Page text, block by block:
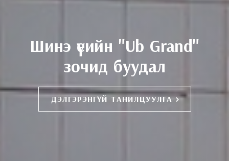
Шинэ үеийн "Ub Grand"
зочид буудал
ДЭЛГЭРЭНГҮЙ ТАНИЛЦУУЛГА
“Grand Square” Ресторан
РЕСТОРАНЫ ТУХАЙ